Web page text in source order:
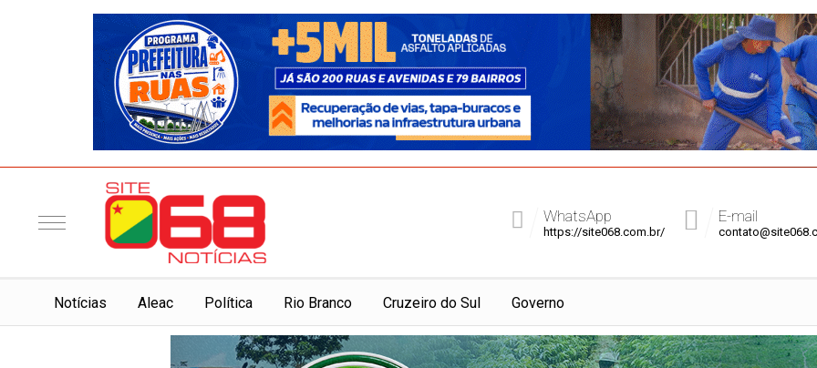
E-mail
WhatsApp
https://site068.com.br/
Notí­cias Aleac Política Rio Branco Cruzeiro do Sul Governo